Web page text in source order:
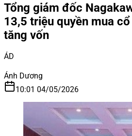
Tổng giám đốc
13,5 triệu quyền mua
tăng vốn
ÁD
Ánh Dương
10:01 04/05/2026